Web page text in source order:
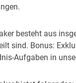
besteht aus
sind. Bonus:
Aufgaben in